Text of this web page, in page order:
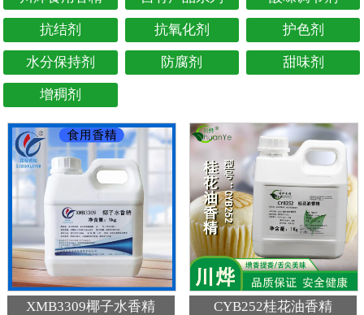
抗结剂 抗氧化剂 护色剂
水分保持剂 防腐剂 甜味剂
增稠剂
XMB3309椰子水香精 CYB252桂花油香精